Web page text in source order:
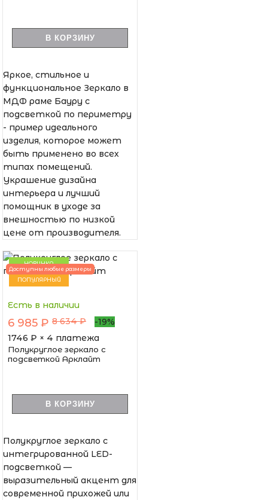
В КОРЗИНУ
Яркое, стильное и
функциональное Зеркало в
МДФ раме Бауру с
подсветкой по периметру
- пример идеального
изделия, которое может
быть применено во всех
типах помещений.
Украшение дизайна
интерьера и лучший
помощник в уходе за
внешностью по низкой
цене от производителя.
НОВИНКА
ПОПУЛЯРНЫЙ
Доступны любые размеры
Есть в наличии
6 985 ₽ 8 634 ₽
-19%
1746 ₽ × 4 платежа
Полукруглое зеркало с
подсветкой Арклайт
В КОРЗИНУ
Полукруглое зеркало с
интегрированной LED-
подсветкой —
выразительный акцент для
современной прихожей или